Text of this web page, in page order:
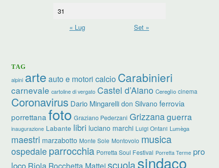
31
« Lug
Set »
TAG
alpini arte auto e motori calcio Carabinieri
carnevale cartoline di vergato Castel d’Aiano Cereglio cinema
Coronavirus Dario Mingarelli don Silvano ferrovia
porrettana foto Graziano Pederzani Grizzanaguerra
inaugurazione Labante libri luciano marchi Luigi Ontani Lumèga
maestri marzabotto Monte Sole Montovolo musica
ospedale parrocchia Porretta Soul Festival Porretta Terme pro
loco Riola Rocchetta Matteiscuolasindaco